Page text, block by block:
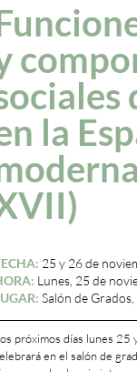
la
25 y 26 de
Lunes, 25 de
Salón de
próximos días lunes
en el salón de